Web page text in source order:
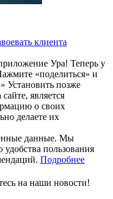
клиента
Ура! Теперь у
«поделиться» и
Установить позже
является
о своих
делаете их
данные. Мы
пользования
Подробнее
на наши новости!